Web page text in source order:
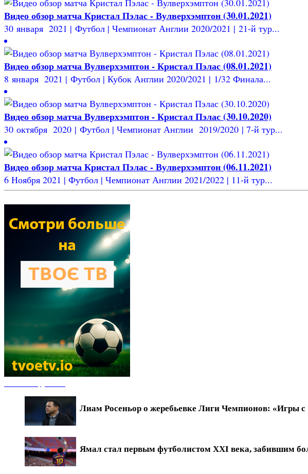
Видео обзор матча Кристал Пэлас - Вулверхэмптон (30.01.2021)
30 января 2021 | Футбол | Чемпионат Англии 2020/2021 | 21-й тур...
Видео обзор матча Вулверхэмптон - Кристал Пэлас (08.01.2021)
8 января 2021 | Футбол | Кубок Англии 2020/2021 | 1/32 Финала...
Видео обзор матча Вулверхэмптон - Кристал Пэлас (30.10.2020)
30 октября 2020 | Футбол | Чемпионат Англии 2019/2020 | 7-й тур...
Видео обзор матча Кристал Пэлас - Вулверхэмптон (06.11.2021)
6 Ноября 2021 | Футбол | Чемпионат Англии 2021/2022 | 11-й тур...
Лиам Росеньор о жеребьевке Лиги Чемпионов: «Игры
Ямал стал первым футболистом XXI века, забившим